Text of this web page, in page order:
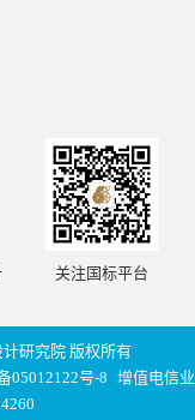
关注国标平台
研究院 版权所有
05012122号-8 增值电信业